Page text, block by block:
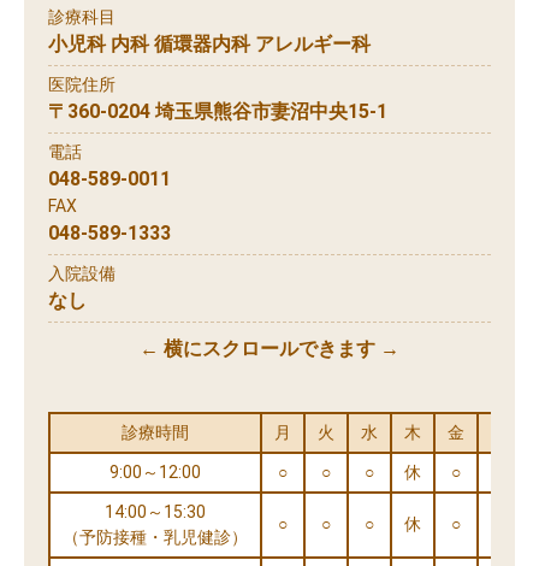
診療科目
小児科 内科 循環器内科 アレルギー科
医院住所
〒360-0204 埼玉県熊谷市妻沼中央15-1
電話
048-589-0011
FAX
048-589-1333
入院設備
なし
← 横にスクロールできます →
診療時間 月 火 水 木 金
9:00～12:00 ○ ○ ○ 休 ○
14:00～15:30
（予防接種・乳児健診）
○ ○ ○ 休 ○